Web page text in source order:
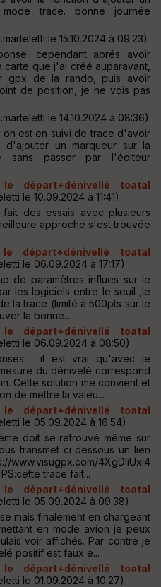
trace. bonne journée
le 15.10.2024 à 09:23)
cependant aprés avoir
que j'ai créé auparavant,
gpx de la rando, puis avoir
de position, je ne vois pas
le 14.10.2024 à 08:36)
est en suivi de trace d'avoir
d'ajouter un marqueur sur la
passer par l'éditeur
départ+dénivellé toatal
le 10.09.2024 à 11:41)
des essais avec plusieurs
approche s'est trouvée
départ+dénivellé toatal
le 06.09.2024 à 17:17)
de paramètres influes sur le
les logiciels entre le seuil ,le
la trace (limité à 500pts sur le
la bonne...
départ+dénivellé toatal
le 06.09.2024 à 08:50)
. il est vrai qu'avec le
du dénivelé correspond
Cette solution me convient et
de mettre la valeu...
départ+dénivellé toatal
le 05.09.2024 à 16:54)
doit se retrouvé même sur
transmet ci dessous un lien
4XgDIiUxi4
trace fait...
départ+dénivellé toatal
le 05.09.2024 à 09:38)
mais finalement en chargeant
en mode avion je peux
voir affichés. Par contre je
positif est faux e...
départ+dénivellé toatal
le 01.09.2024 à 10:27)